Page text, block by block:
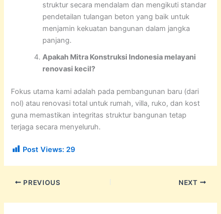
struktur secara mendalam dan mengikuti standar
pendetailan tulangan beton yang baik untuk
menjamin kekuatan bangunan dalam jangka
panjang.
Apakah Mitra Konstruksi Indonesia melayani
renovasi kecil?
Fokus utama kami adalah pada pembangunan baru (dari
nol) atau renovasi total untuk rumah, villa, ruko, dan kost
guna memastikan integritas struktur bangunan tetap
terjaga secara menyeluruh.
Post Views: 29
PREVIOUS NEXT